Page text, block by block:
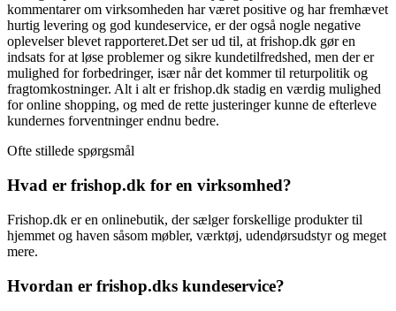
kommentarer om virksomheden har været positive og har fremhævet
hurtig levering og god kundeservice, er der også nogle negative
oplevelser blevet rapporteret.Det ser ud til, at frishop.dk gør en
indsats for at løse problemer og sikre kundetilfredshed, men der er
mulighed for forbedringer, især når det kommer til returpolitik og
fragtomkostninger. Alt i alt er frishop.dk stadig en værdig mulighed
for online shopping, og med de rette justeringer kunne de efterleve
kundernes forventninger endnu bedre.
Ofte stillede spørgsmål
Hvad er frishop.dk for en virksomhed?
Frishop.dk er en onlinebutik, der sælger forskellige produkter til
hjemmet og haven såsom møbler, værktøj, udendørsudstyr og meget
mere.
Hvordan er frishop.dks kundeservice?